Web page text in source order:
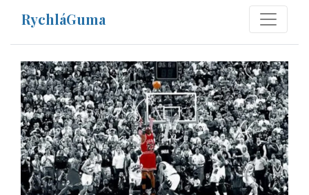
RychláGuma